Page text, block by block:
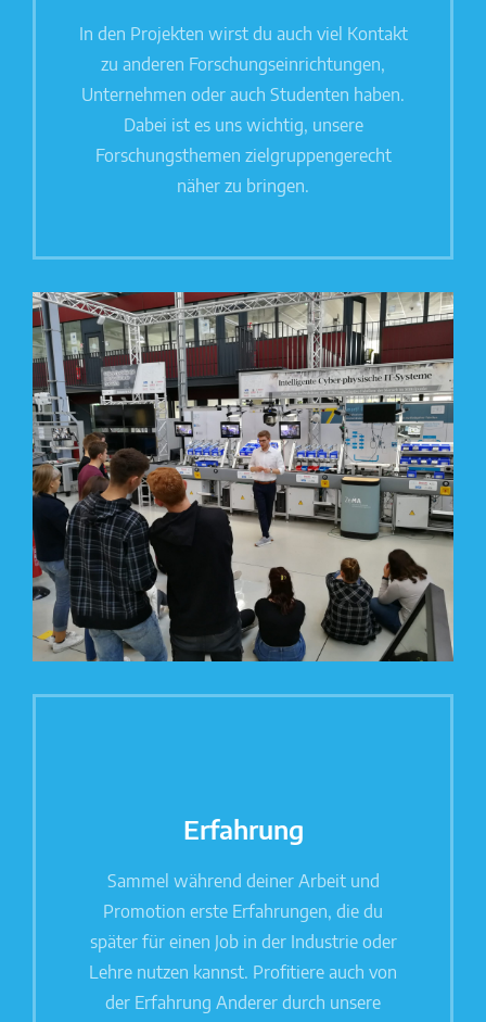
In den Projekten wirst du auch viel Kontakt
zu anderen Forschungseinrichtungen,
Unternehmen oder auch Studenten haben.
Dabei ist es uns wichtig, unsere
Forschungsthemen zielgruppengerecht
näher zu bringen.
Erfahrung
Sammel während deiner Arbeit und
Promotion erste Erfahrungen, die du
später für einen Job in der Industrie oder
Lehre nutzen kannst. Profitiere auch von
der Erfahrung Anderer durch unsere